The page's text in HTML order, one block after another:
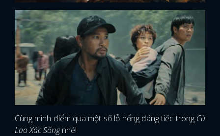
Cùng mình điểm qua một số lỗ hổng đáng tiếc trongCù
Lao Xác Sốngnhé!